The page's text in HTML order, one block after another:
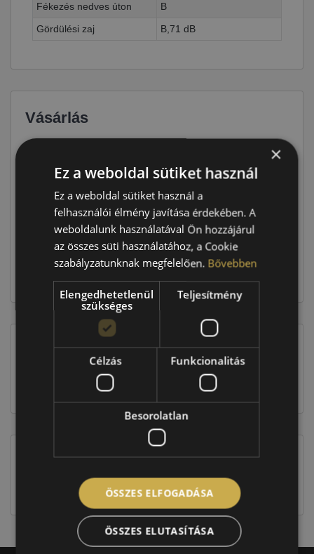
Fékezés nedves úton
B
Gördülési zaj
B,71 dB
Vásárlás
42 390 Ft
169 560 Ft
Kosárba
EU-s abroncscímke
Figyelem a feltüntetett címke adatok tájékoztató
címkével ellátott abroncs kerül kiszállításra.
×
Ez a weboldal sütiket használ
Ez a weboldal sütiket használ a
felhasználói élmény javítása érdekében. A
weboldalunk használatával Ön hozzájárul
az összes süti használatához, a Cookie
szabályzatunknak megfelelően. Bővebben
Elengedhetetlenül
szükséges
Teljesítmény
Célzás Funkcionalitás
Besorolatlan
ÖSSZES ELFOGADÁSA
ÖSSZES ELUTASÍTÁSA